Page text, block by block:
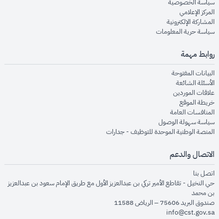
سياسة الخصوصية
المركز الإعلاميopens in new window
المشاركة الإلكترونيةopens in new window
سياسة حرية المعلوماتopens in new window
روابط مهمة
البيانات المفتوحةopens in new window
الأسئلة الشائعةopens in new window
علاقات الموردينopens in new window
خريطة الموقعopens in new window
المنافسات العامةopens in new window
سياسة سهولة الوصولopens in new window
المنصة الوطنية الموحدة للتوظيف - جداراتopens in new window
الاتصال والدعم
اتصل بنا
حي النخيل - تقاطع الأمير تركي بن عبدالعزيز الأول مع طريق الإمام سعود بن عبدالعزيز
بن محمد
صندوق البريد 75606 – الرياض 11588
info@cst.gov.sa